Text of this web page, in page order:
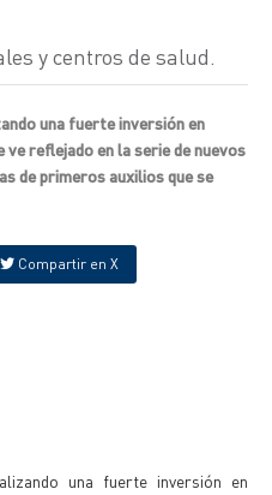
y centros de salud.
una fuerte inversión en
ve reflejado en la serie de nuevos
de primeros auxilios que se
Compartir en X
una fuerte inversión en